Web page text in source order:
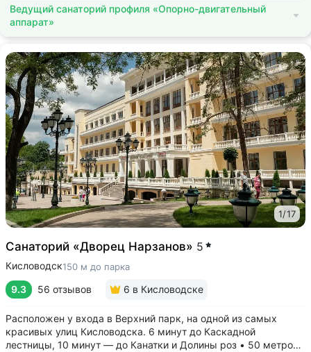
Ведущий санаторий профиля «Опорно-двигательный
аппарат»
1/17
Санаторий «Дворец Нарзанов» 5
Кисловодск150 м до парка
9.3 56 отзывов 6 в Кисловодске
Расположен у входа в Верхний парк, на одной из самых
красивых улиц Кисловодска. 6 минут до Каскадной
лестницы, 10 минут — до Канатки и Долины роз • 50 метров